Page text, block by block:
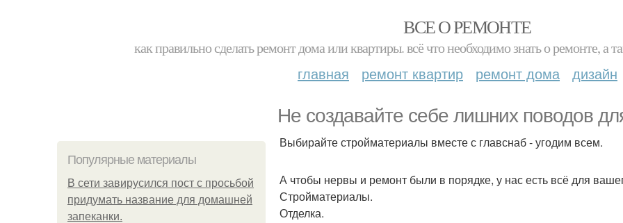
ВСЕ О РЕМОНТЕ
как правильно сделать ремонт дома или квартиры. всё что необходимо знать о ремонте,
главная ремонт квартир ремонт дома дизайн
Не создавайте себе лишних поводов
Популярные материалы
В сети завирусился пост с просьбой
придумать название для домашней
запеканки.
Выбирайте стройматериалы вместе с главснаб - угодим всем.
А чтобы нервы и ремонт были в порядке, у нас есть всё для
Стройматериалы.
Отделка.